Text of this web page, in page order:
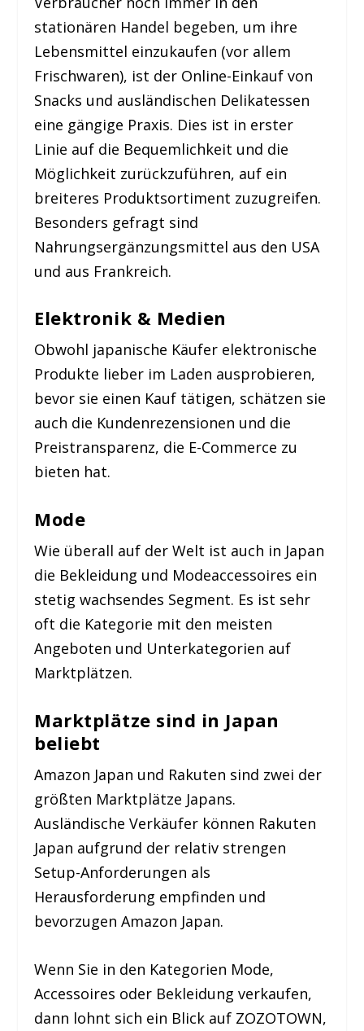
stationären Handel begeben, um ihre
Lebensmittel einzukaufen (vor allem
Frischwaren), ist der Online-Einkauf von
Snacks und ausländischen Delikatessen
eine gängige Praxis. Dies ist in erster
Linie auf die Bequemlichkeit und die
Möglichkeit zurückzuführen, auf ein
breiteres Produktsortiment zuzugreifen.
Besonders gefragt sind
Nahrungsergänzungsmittel aus den USA
und aus Frankreich.
Elektronik & Medien
Obwohl japanische Käufer elektronische
Produkte lieber im Laden ausprobieren,
bevor sie einen Kauf tätigen, schätzen sie
auch die Kundenrezensionen und die
Preistransparenz, die E-Commerce zu
bieten hat.
Mode
Wie überall auf der Welt ist auch in Japan
die Bekleidung und Modeaccessoires ein
stetig wachsendes Segment. Es ist sehr
oft die Kategorie mit den meisten
Angeboten und Unterkategorien auf
Marktplätzen.
Marktplätze sind in Japan
beliebt
Amazon Japan und Rakuten sind zwei der
größten Marktplätze Japans.
Ausländische Verkäufer können Rakuten
Japan aufgrund der relativ strengen
Setup-Anforderungen als
Herausforderung empfinden und
bevorzugen Amazon Japan.
Wenn Sie in den Kategorien Mode,
Accessoires oder Bekleidung verkaufen,
dann lohnt sich ein Blick auf ZOZOTOWN,